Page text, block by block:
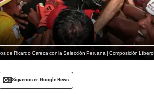
de Ricardo Gareca con la Selección Peruana | Composición Líbero
Siguenos en Google News